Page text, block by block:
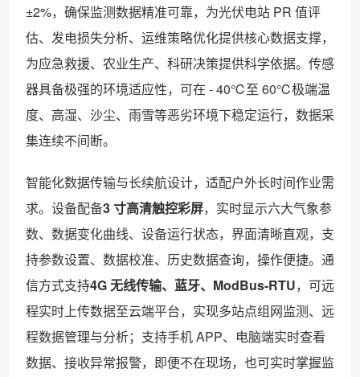
±2%，确保监测数据精准可靠，为光伏电站 PR 值评
估、发电损失分析、运维策略优化提供核心数据支撑，
为应急救援、农业生产、科研决策提供科学依据。传感
器具备极强的环境适应性，可在 - 40℃至 60℃极端温
度、高湿、沙尘、雨雪等恶劣环境下稳定运行，数据采
集连续不间断。
智能化数据传输与长续航设计，适配户外长时间作业需
求。设备配备3 寸高清触控彩屏，实时显示六大气象参
数、数据变化曲线、设备运行状态，界面清晰直观，支
持参数设置、数据校准、历史数据查询，操作便捷。通
信方式支持4G 无线传输、蓝牙、ModBus-RTU，可远
程实时上传数据至云端平台，实现多站点组网监测、远
程数据管理与分析；支持手机 APP、电脑端实时查看
数据、接收异常报警，即便不在现场，也可实时掌握监